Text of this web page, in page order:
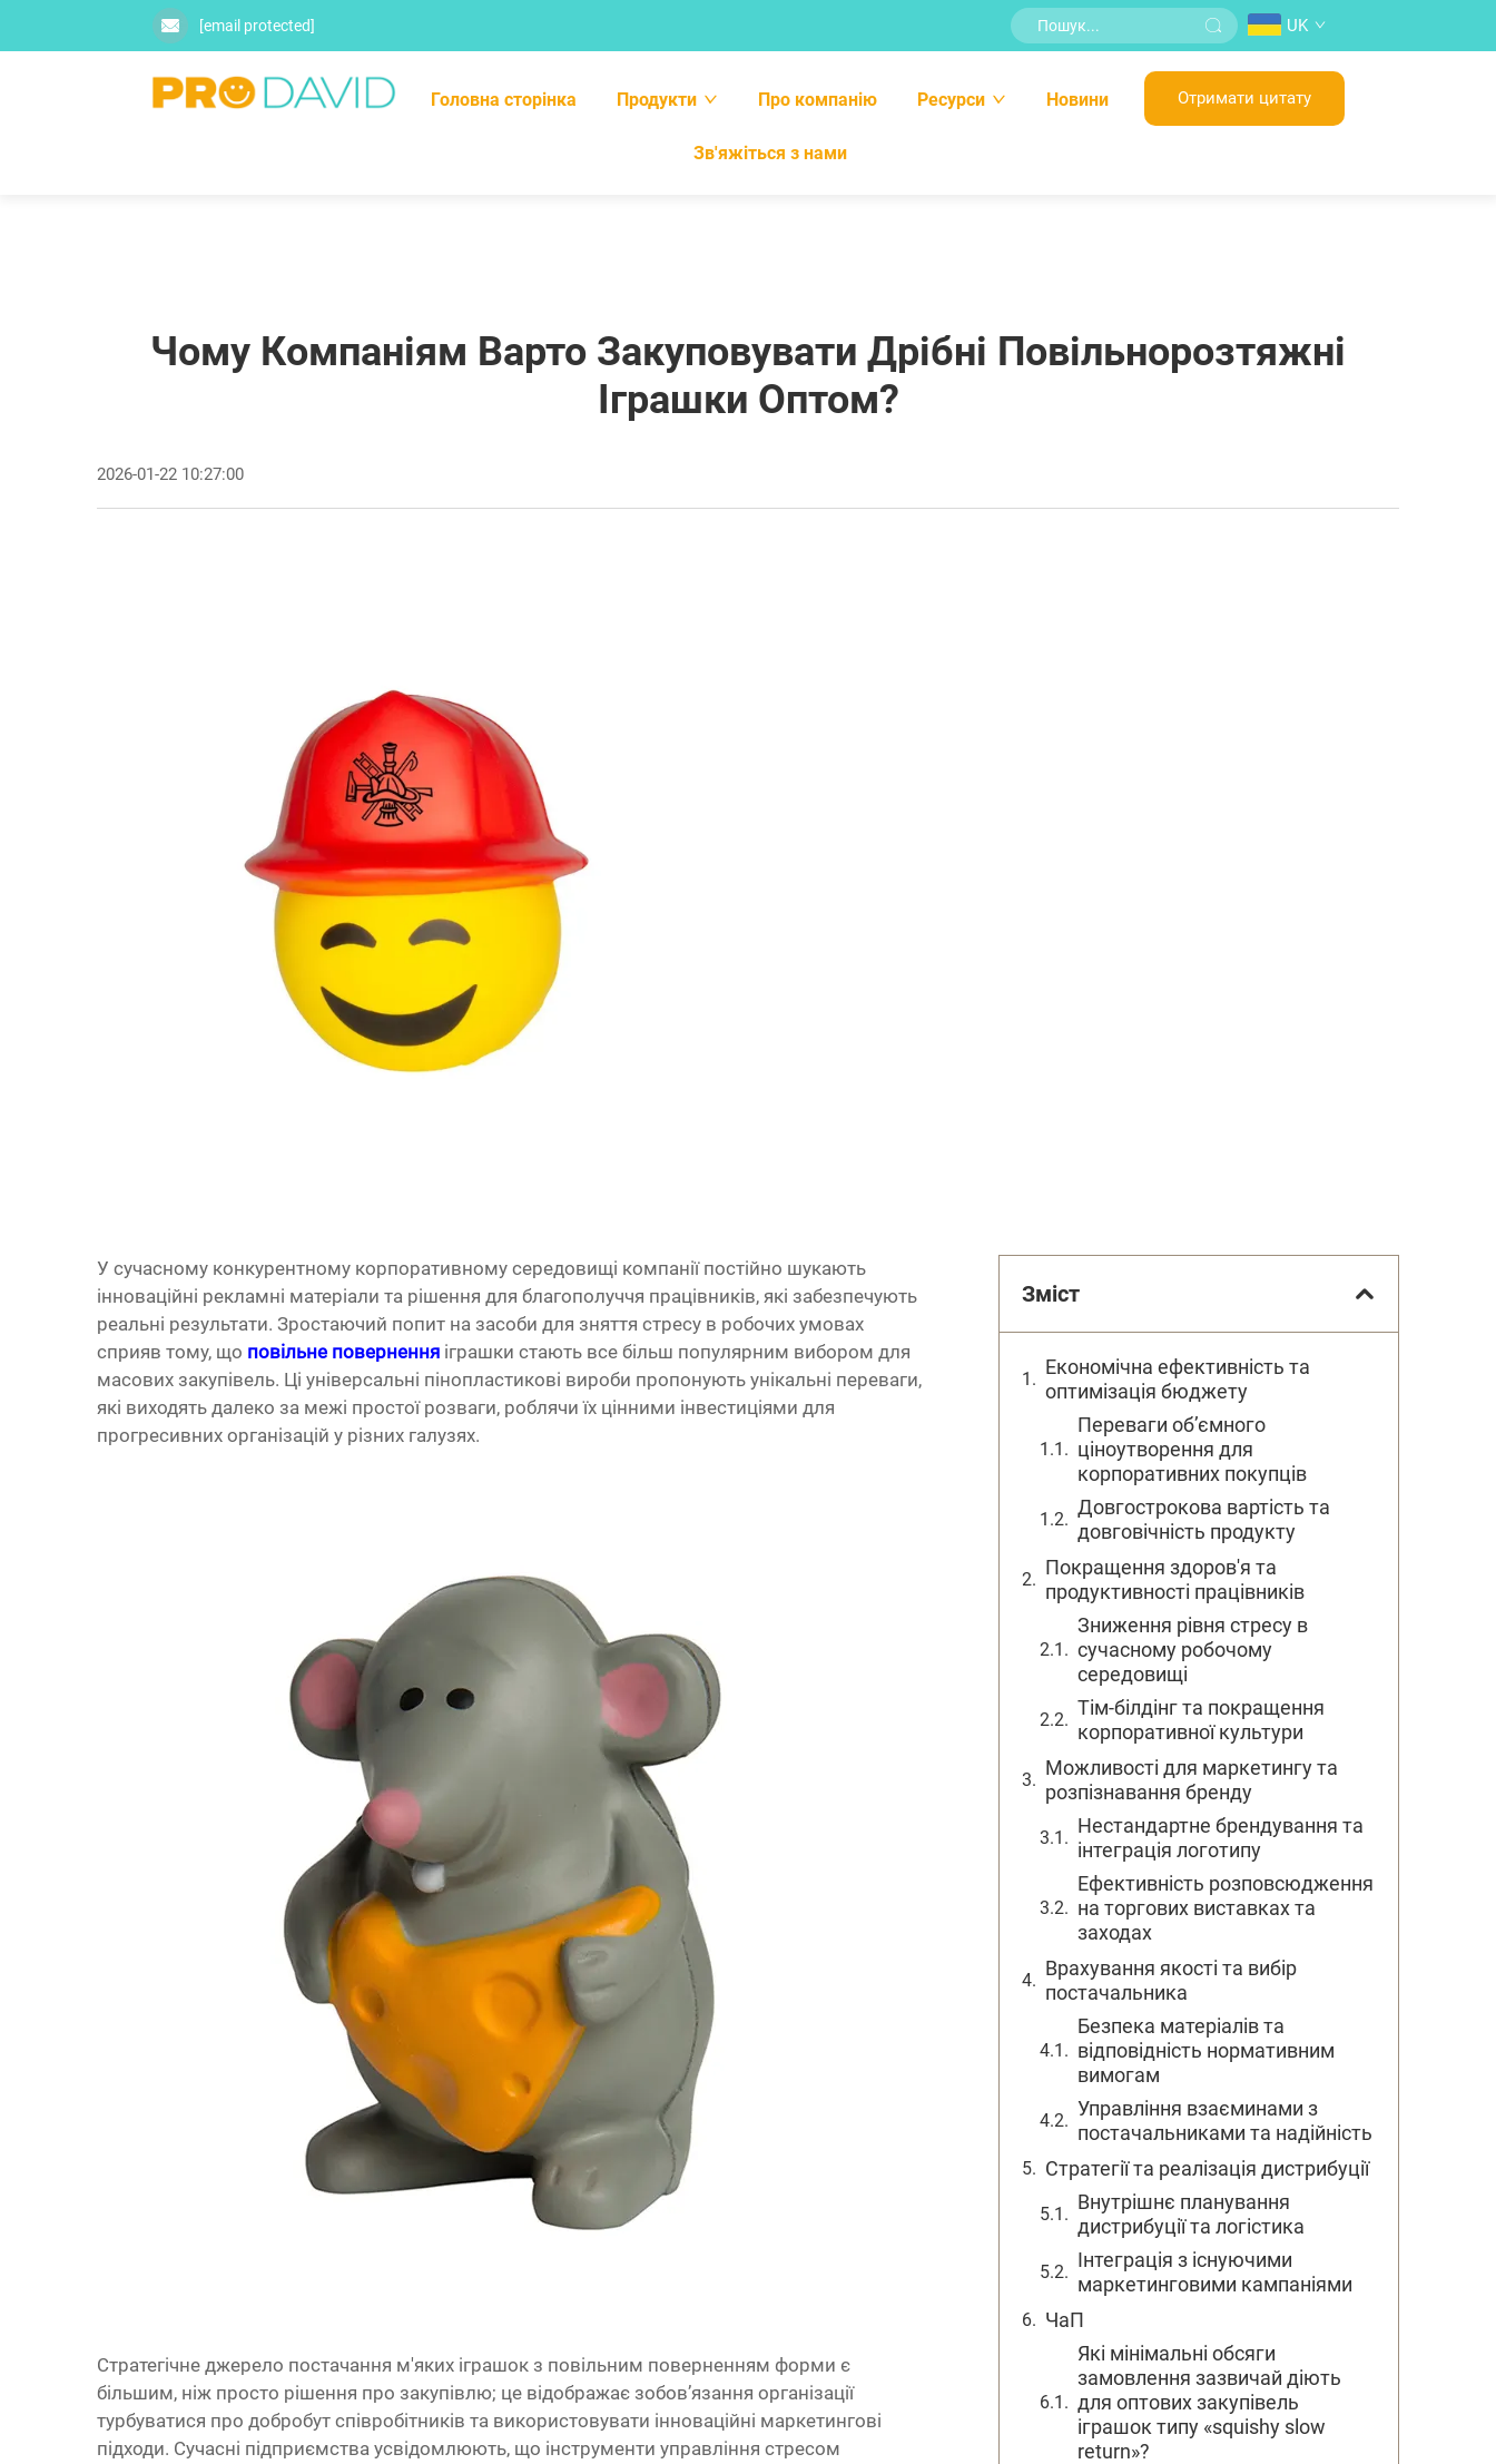
[email protected] UK
Головна сторінка Продукти Про компанію Ресурси Новини
Зв'яжіться з нами
Отримати цитату
Чому Компаніям Варто Закуповувати Дрібні Повільнорозтяжні
Іграшки Оптом?
2026-01-22 10:27:00
У сучасному конкурентному корпоративному середовищі компанії постійно шукають
інноваційні рекламні матеріали та рішення для благополуччя працівників, які забезпечують
реальні результати. Зростаючий попит на засоби для зняття стресу в робочих умовах
сприяв тому, що повільне повернення іграшки стають все більш популярним вибором для
масових закупівель. Ці універсальні пінопластикові вироби пропонують унікальні переваги,
які виходять далеко за межі простої розваги, роблячи їх цінними інвестиціями для
прогресивних організацій у різних галузях.
Стратегічне джерело постачання м'яких іграшок з повільним поверненням форми є
більшим, ніж просто рішення про закупівлю; це відображає зобов’язання організації
турбуватися про добробут співробітників та використовувати інноваційні маркетингові
підходи. Сучасні підприємства усвідомлюють, що інструменти управління стресом
Зміст
Економічна ефективність та
оптимізація бюджету
Переваги об’ємного
ціноутворення для
корпоративних покупців
Довгострокова вартість та
довговічність продукту
Покращення здоров'я та
продуктивності працівників
Зниження рівня стресу в
сучасному робочому
середовищі
Тім-білдінг та покращення
корпоративної культури
Можливості для маркетингу та
розпізнавання бренду
Нестандартне брендування та
інтеграція логотипу
Ефективність розповсюдження
на торгових виставках та
заходах
Врахування якості та вибір
постачальника
Безпека матеріалів та
відповідність нормативним
вимогам
Управління взаєминами з
постачальниками та надійність
Стратегії та реалізація дистрибуції
Внутрішнє планування
дистрибуції та логістика
Інтеграція з існуючими
маркетинговими кампаніями
ЧаП
Які мінімальні обсяги
замовлення зазвичай діють
для оптових закупівель
іграшок типу «squishy slow
return»?